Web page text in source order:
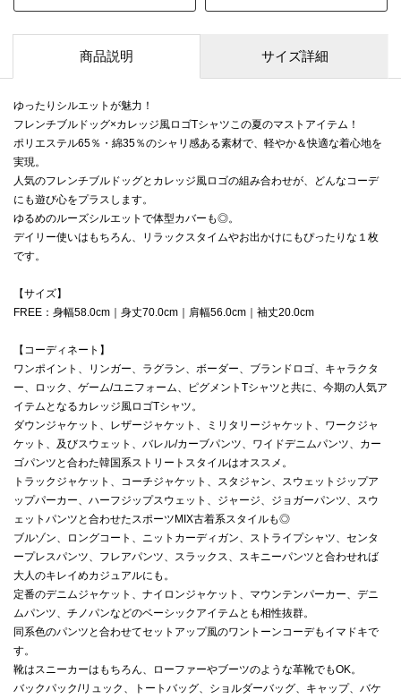
商品説明 サイズ詳細
ゆったりシルエットが魅力！
フレンチブルドッグ×カレッジ風ロゴTシャツこの夏のマストアイテム！
ポリエステル65％・綿35％のシャリ感ある素材で、軽やか＆快適な着心地を
実現。
人気のフレンチブルドッグとカレッジ風ロゴの組み合わせが、どんなコーデ
にも遊び心をプラスします。
ゆるめのルーズシルエットで体型カバーも◎。
デイリー使いはもちろん、リラックスタイムやお出かけにもぴったりな１枚
です。
【サイズ】
FREE：身幅58.0cm｜身丈70.0cm｜肩幅56.0cm｜袖丈20.0cm
【コーディネート】
ワンポイント、リンガー、ラグラン、ボーダー、ブランドロゴ、キャラクタ
ー、ロック、ゲーム/ユニフォーム、ピグメントTシャツと共に、今期の人気ア
イテムとなるカレッジ風ロゴTシャツ。
ダウンジャケット、レザージャケット、ミリタリージャケット、ワークジャ
ケット、及びスウェット、バレル/カーブパンツ、ワイドデニムパンツ、カー
ゴパンツと合わた韓国系ストリートスタイルはオススメ。
トラックジャケット、コーチジャケット、スタジャン、スウェットジップア
ップパーカー、ハーフジップスウェット、ジャージ、ジョガーパンツ、スウ
ェットパンツと合わせたスポーツMIX古着系スタイルも◎
ブルゾン、ロングコート、ニットカーディガン、ストライプシャツ、センタ
ープレスパンツ、フレアパンツ、スラックス、スキニーパンツと合わせれば
大人のキレイめカジュアルにも。
定番のデニムジャケット、ナイロンジャケット、マウンテンパーカー、デニ
ムパンツ、チノパンなどのベーシックアイテムとも相性抜群。
同系色のパンツと合わせてセットアップ風のワントーンコーデもイマドキで
す。
靴はスニーカーはもちろん、ローファーやブーツのような革靴でもOK。
バックパック/リュック、トートバッグ、ショルダーバッグ、キャップ、バケ